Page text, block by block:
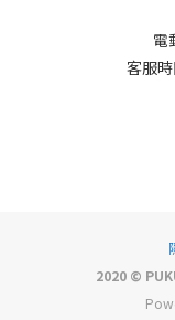
電
客服
2020 ©